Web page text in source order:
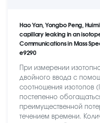
Hao Yan, Yongbo Peng,
capillary leaking in an
Communications in Mass
e9290
При измерении
двойного ввода с
соотношения изотопов
постепенно
преимущественной
течением времени.